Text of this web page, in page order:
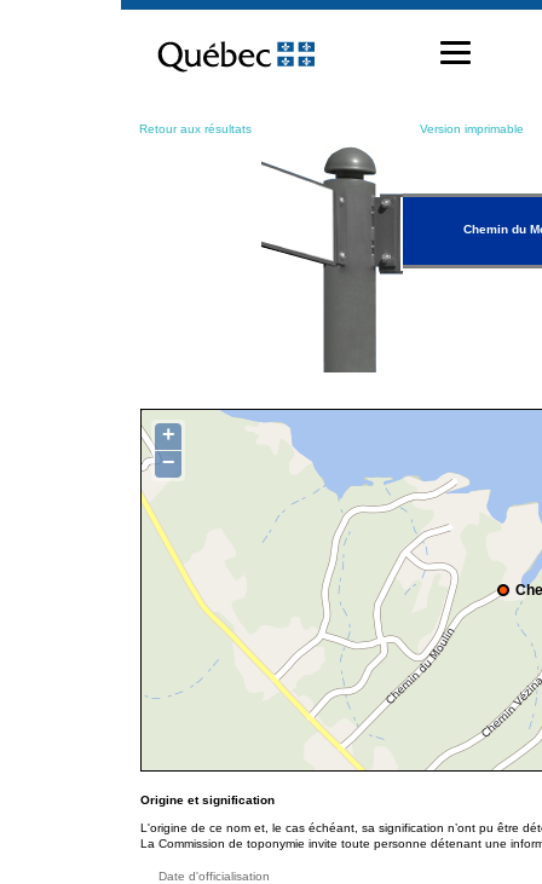
contenu
Retour aux résultats Version imprimable
Chemin du
+
−
Origine et signification
L'origine de ce nom et, le cas échéant, sa signification n’ont pu être
La Commission de toponymie invite toute personne détenant une
Date d'officialisation